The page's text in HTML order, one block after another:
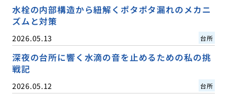
水栓の内部構造から紐解くポタポタ漏れのメカニ
ズムと対策
2026.05.13 台所
深夜の台所に響く水滴の音を止めるための私の挑
戦記
2026.05.12 台所